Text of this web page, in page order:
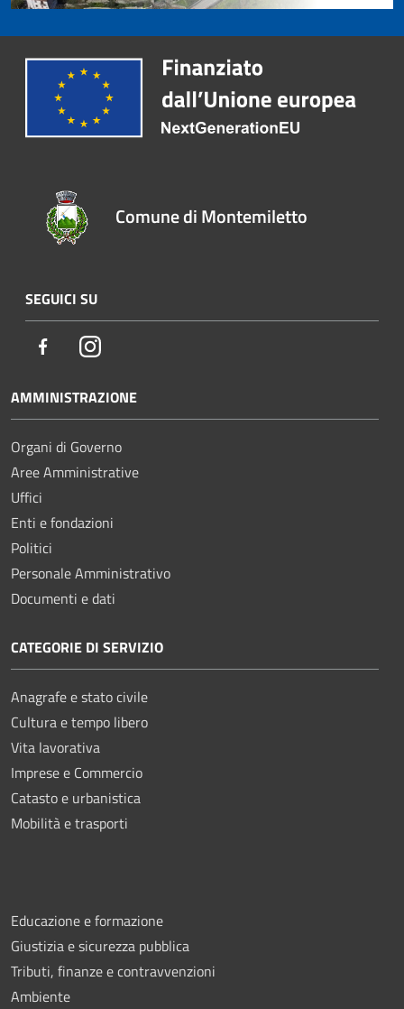
Comune di Montemiletto
SEGUICI SU
FacebookInstagram
AMMINISTRAZIONE
Organi di Governo
Aree Amministrative
Uffici
Enti e fondazioni
Politici
Personale Amministrativo
Documenti e dati
CATEGORIE DI SERVIZIO
Anagrafe e stato civile
Cultura e tempo libero
Vita lavorativa
Imprese e Commercio
Catasto e urbanistica
Mobilità e trasporti
Educazione e formazione
Giustizia e sicurezza pubblica
Tributi, finanze e contravvenzioni
Ambiente